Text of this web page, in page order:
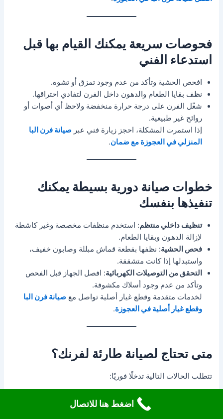
فحوصات سريعة يمكنك القيام بها قبل
استدعاء الفني
افحص الحشية وتأكد من عدم وجود تمزق أو تشوه.
نظف بقايا الطعام والدهون داخل الفرن لتفادي احتراقها.
شغّل الفرن على درجة حرارة منخفضة ولاحظ أي أصوات أو
روائح غير طبيعية.
إذا استمرت المشكلة، احجز زيارة فني عبرصيانة فرن البا
المنزلي في العجوزة مع ضمان.
خطوات صيانة دورية بسيطة يمكنك
تنفيذها بنفسك
تنظيف داخلي منتظم: استخدم منظفات مخصصة وغير كاشطة
لإزالة الدهون وبقايا الطعام.
فحص الحشية: نظفها بقطعة قماش مبللة وصابون خفيف،
واستبدلها إذا كانت متشققة.
التحقق من التوصيلات الكهربائية: افصل الجهاز قبل الفحص
وتأكد من عدم وجود أسلاك مكشوفة.
لخدمات متقدمة وقطع غيار أصلية تواصل معصيانة فرن البا
وقطع غيار أصلية في العجوزة.
متى تحتاج لصيانة طارئة لفرنك؟
تتطلب الحالات التالية تدخلًا فوريًا:
رائحة غاز قوية أو تسرب واضح.
شرر كهربائي أو دخان داخل الفرن.
اضغط هنا للاتصال